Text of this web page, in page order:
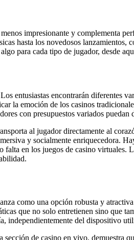
impresionante y complementa
hasta los novedosos
para cada tipo de jugador, desde
entusiastas encontrarán diferentes
la emoción de los casinos
con presupuestos variados puedan
al jugador directamente al
y socialmente enriquecedora.
en los juegos de casino
como una opción robusta y
que no solo entretienen sino que
del dispositivo
de casino en vivo, demuestra